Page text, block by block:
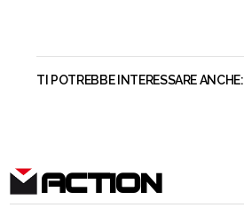
TI POTREBBE INTERESSARE ANCHE:
ACTION